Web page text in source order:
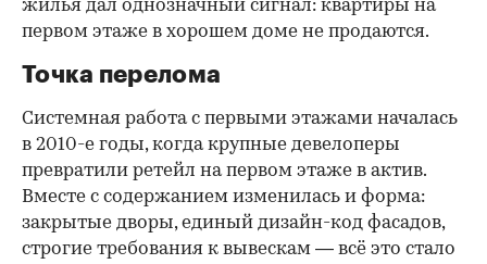
жилья дал однозначный сигнал: квартиры на
первом этаже в хорошем доме не продаются.
Точка перелома
Системная работа с первыми этажами началась
в 2010-е годы, когда крупные девелоперы
превратили ретейл на первом этаже в актив.
Вместе с содержанием изменилась и форма:
закрытые дворы, единый дизайн-код фасадов,
строгие требования к вывескам — всё это стало